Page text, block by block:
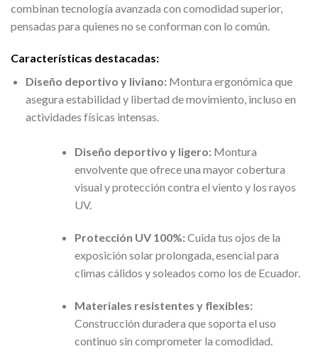
combinan tecnología avanzada con comodidad superior,
pensadas para quienes no se conforman con lo común.
Características destacadas:
Diseño deportivo y liviano:Montura ergonómica que
asegura estabilidad y libertad de movimiento, incluso en
actividades físicas intensas.
Diseño deportivo y ligero:Montura
envolvente que ofrece una mayor cobertura
visual y protección contra el viento y los rayos
UV.
Protección UV 100%:Cuida tus ojos de la
exposición solar prolongada, esencial para
climas cálidos y soleados como los de Ecuador.
Materiales resistentes y flexibles:
Construcción duradera que soporta el uso
continuo sin comprometer la comodidad.